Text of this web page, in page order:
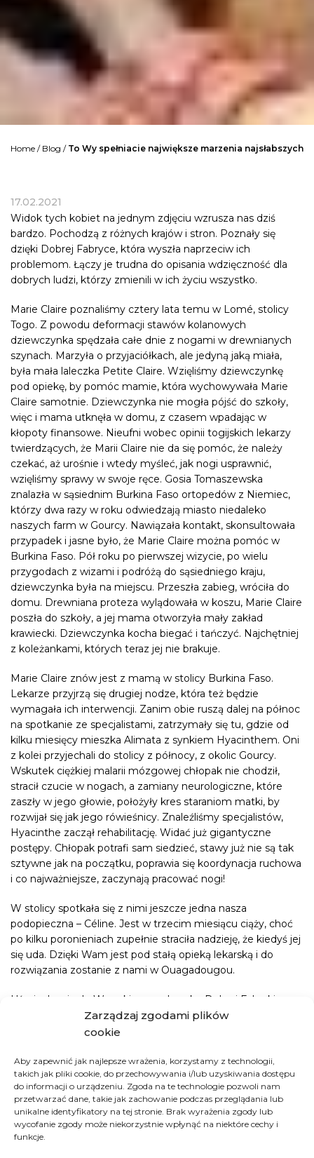
Zarządzaj zgodami plików
cookie
Aby zapewnić jak najlepsze wrażenia, korzystamy z technologii,
takich jak pliki cookie, do przechowywania i/lub uzyskiwania dostępu
do informacji o urządzeniu. Zgoda na te technologie pozwoli nam
przetwarzać dane, takie jak zachowanie podczas przeglądania lub
unikalne identyfikatory na tej stronie. Brak wyrażenia zgody lub
wycofanie zgody może niekorzystnie wpłynąć na niektóre cechy i
funkcje.
Home / Blog / To Wy spełniacie największe marzenia najsłabszych
17.02.2021
Widok tych kobiet na jednym zdjęciu wzrusza nas dziś
bardzo. Pochodzą z różnych krajów i stron. Poznały się
dzięki Dobrej Fabryce, która wyszła naprzeciw ich
problemom. Łączy je trudna do opisania wdzięczność dla
dobrych ludzi, którzy zmienili w ich życiu wszystko.
Marie Claire poznaliśmy cztery lata temu w Lomé, stolicy
Togo. Z powodu deformacji stawów kolanowych
dziewczynka spędzała całe dnie z nogami w drewnianych
szynach. Marzyła o przyjaciółkach, ale jedyną jaką miała,
była mała laleczka Petite Claire. Wzięliśmy dziewczynkę
pod opiekę, by pomóc mamie, która wychowywała Marie
Claire samotnie. Dziewczynka nie mogła pójść do szkoły,
więc i mama utknęła w domu, z czasem wpadając w
kłopoty finansowe. Nieufni wobec opinii togijskich lekarzy
twierdzących, że Marii Claire nie da się pomóc, że należy
czekać, aż urośnie i wtedy myśleć, jak nogi usprawnić,
wzięliśmy sprawy w swoje ręce. Gosia Tomaszewska
znalazła w sąsiednim Burkina Faso ortopedów z Niemiec,
którzy dwa razy w roku odwiedzają miasto niedaleko
naszych farm w Gourcy. Nawiązała kontakt, skonsultowała
przypadek i jasne było, że Marie Claire można pomóc w
Burkina Faso. Pół roku po pierwszej wizycie, po wielu
przygodach z wizami i podróżą do sąsiedniego kraju,
dziewczynka była na miejscu. Przeszła zabieg, wróciła do
domu. Drewniana proteza wylądowała w koszu, Marie Claire
poszła do szkoły, a jej mama otworzyła mały zakład
krawiecki. Dziewczynka kocha biegać i tańczyć. Najchętniej
z koleżankami, których teraz jej nie brakuje.
Marie Claire znów jest z mamą w stolicy Burkina Faso.
Lekarze przyjrzą się drugiej nodze, która też będzie
wymagała ich interwencji. Zanim obie ruszą dalej na północ
na spotkanie ze specjalistami, zatrzymały się tu, gdzie od
kilku miesięcy mieszka Alimata z synkiem Hyacinthem. Oni
z kolei przyjechali do stolicy z północy, z okolic Gourcy.
Wskutek ciężkiej malarii mózgowej chłopak nie chodził,
stracił czucie w nogach, a zamiany neurologiczne, które
zaszły w jego głowie, położyły kres staraniom matki, by
rozwijał się jak jego rówieśnicy. Znaleźliśmy specjalistów,
Hyacinthe zaczął rehabilitację. Widać już gigantyczne
postępy. Chłopak potrafi sam siedzieć, stawy już nie są tak
sztywne jak na początku, poprawia się koordynacja ruchowa
i co najważniejsze, zaczynają pracować nogi!
W stolicy spotkała się z nimi jeszcze jedna nasza
podopieczna – Céline. Jest w trzecim miesiącu ciąży, choć
po kilku poronieniach zupełnie straciła nadzieję, że kiedyś jej
się uda. Dzięki Wam jest pod stałą opieką lekarską i do
rozwiązania zostanie z nami w Ouagadougou.
Uśmiecha się do Was ekipa spod znaku Dobrej Fabryki.
Ludzie, którym kiedyś wcale nie było do śmiechu, a dziś
dzięki Wam spełniają się ich największe marzenia.
JAK MOŻESZ POMÓC:
ZAPEWNIJ LEKI DLA APTEKI W TOGO
KUP CHININĘ DLA POTRZEBUJĄCYCH W